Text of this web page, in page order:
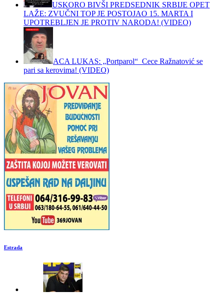
USKORO BIVŠI PREDSEDNIK SRBIJE OPET
LAŽE: ZVUČNI TOP JE POSTOJAO 15. MARTA I
UPOTREBLJEN JE PROTIV NARODA! (VIDEO)
ACA LUKAS: „Portparol“ Cece Ražnatović se
pari sa kerovima! (VIDEO)
Estrada